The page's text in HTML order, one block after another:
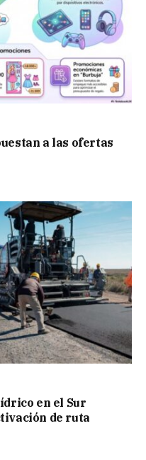
a las ofertas
en el Sur
de ruta